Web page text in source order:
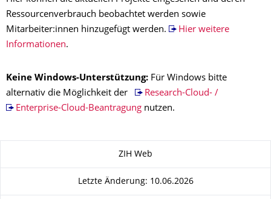
Ressourcenverbrauch beobachtet werden sowie
Mitarbeiter:innen hinzugefügt werden.
Hier weitere
Informationen.
Keine Windows-Unterstützung: Für Windows bitte
alternativ die Möglichkeit der
Research-Cloud- /
Enterprise-Cloud-Beantragungnutzen.
ZIH Web
Letzte Änderung: 10.06.2026